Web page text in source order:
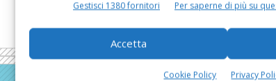
Gestisci 1380 fornitori Per saperne di più su
Accetta
Cookie Policy Privacy